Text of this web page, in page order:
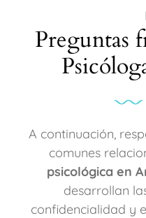
Preguntas
A continuación,
comunes
psicológica en
desarrollan
confidencialidad y